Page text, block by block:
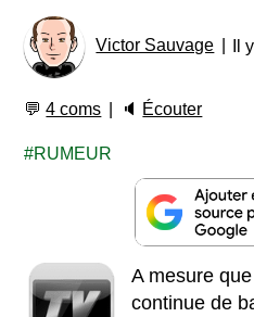
Victor Sauvage Il
💬4 coms 🔈 Écouter
RUMEUR
A mesure
continue de